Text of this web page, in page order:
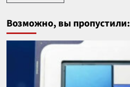
Возможно, вы пропустили: